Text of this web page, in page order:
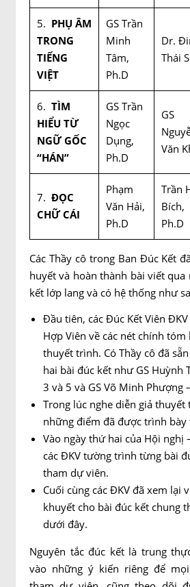
5. PHỤ ÂM
TRONG
TIẾNG
VIỆT
GS Trần
Minh
Tâm,
Ph.D
Dr.
Thái
6. TÌM
HIỂU TỪ
NGỮ GỐC
“HÁN”
GS Trần
Ngọc
Dụng,
Ph.D
GS
Văn
7. ĐỌC
CHỮ CÁI
Phạm
Văn Hải,
Ph.D
Trần
Bích,
Ph.D
Các Thầy cô trong Ban Đúc Kết
huyết và hoàn thành bài viết
kết lớp lang và có hệ thống như
Đầu tiên, các Đúc Kết Viên
Hợp Viên về các nét chính tóm
thuyết trình. Có Thầy cô đã
hai bài đúc kết như GS Huỳnh
3 và 5 và GS Võ Minh Phượng
Trong lúc nghe diễn giả thuyết
những điểm đã được trình bày
Vào ngày thứ hai của Hội nghị
các ĐKV tường trình từng bài
tham dự viên.
Cuối cùng các ĐKV đã xem lại
khuyết cho bài đúc kết chung
dưới đây.
Nguyên tắc đúc kết là trung
vào những ý kiến riêng để